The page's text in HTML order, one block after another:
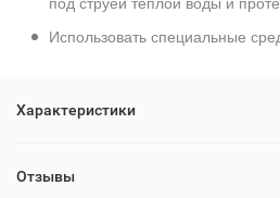
Использовать специальные
Характеристики
Отзывы